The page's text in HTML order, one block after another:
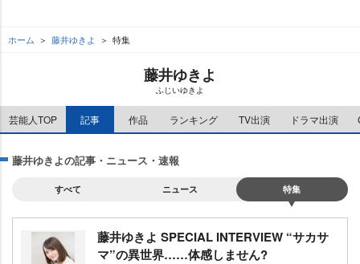
ホーム 藤井ゆきよ 特集
藤井ゆきよ
ふじいゆきよ
芸能人TOP 記事 作品 ランキング TV出演 ドラマ出演
藤井ゆきよの記事・ニュース・速報
すべて ニュース 特集
藤井ゆきよ SPECIAL INTERVIEW “サカサ
マ”の異世界……体感しません?